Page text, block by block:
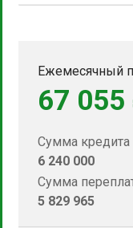
Ежемесячный
67
Сумма кредита
6 240 000
Сумма
5 829 965